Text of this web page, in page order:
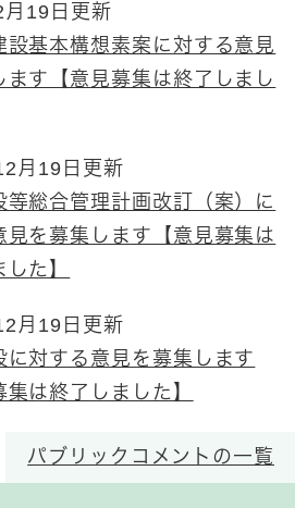
月19日更新
設基本構想素案に対する意見
ます【意見募集は終了しまし
月19日更新
等総合管理計画改訂（案）に
見を募集します【意見募集は
た】
月19日更新
に対する意見を募集します
集は終了しました】
パブリックコメントの一覧